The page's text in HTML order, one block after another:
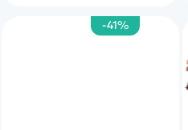
управление ведется на
-41%